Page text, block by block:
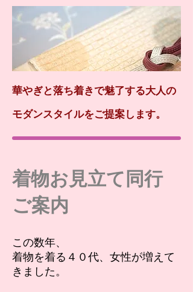
華やぎと落ち着きで魅了する大人の
モダンスタイルをご提案します。
着物お見立て同行
ご案内
この数年、
着物を着る４０代、 女性が増えて
きました。